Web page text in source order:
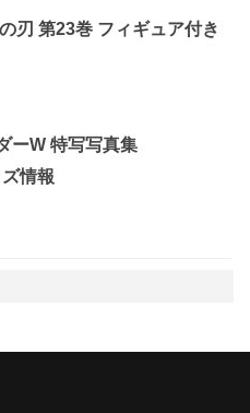
刃 第23巻 フィギュア付き
ーW 特写写真集
情報